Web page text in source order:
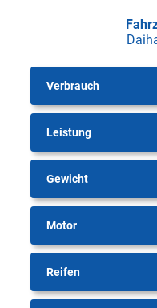
Verbrauch
Leistung
Gewicht
Motor
Reifen